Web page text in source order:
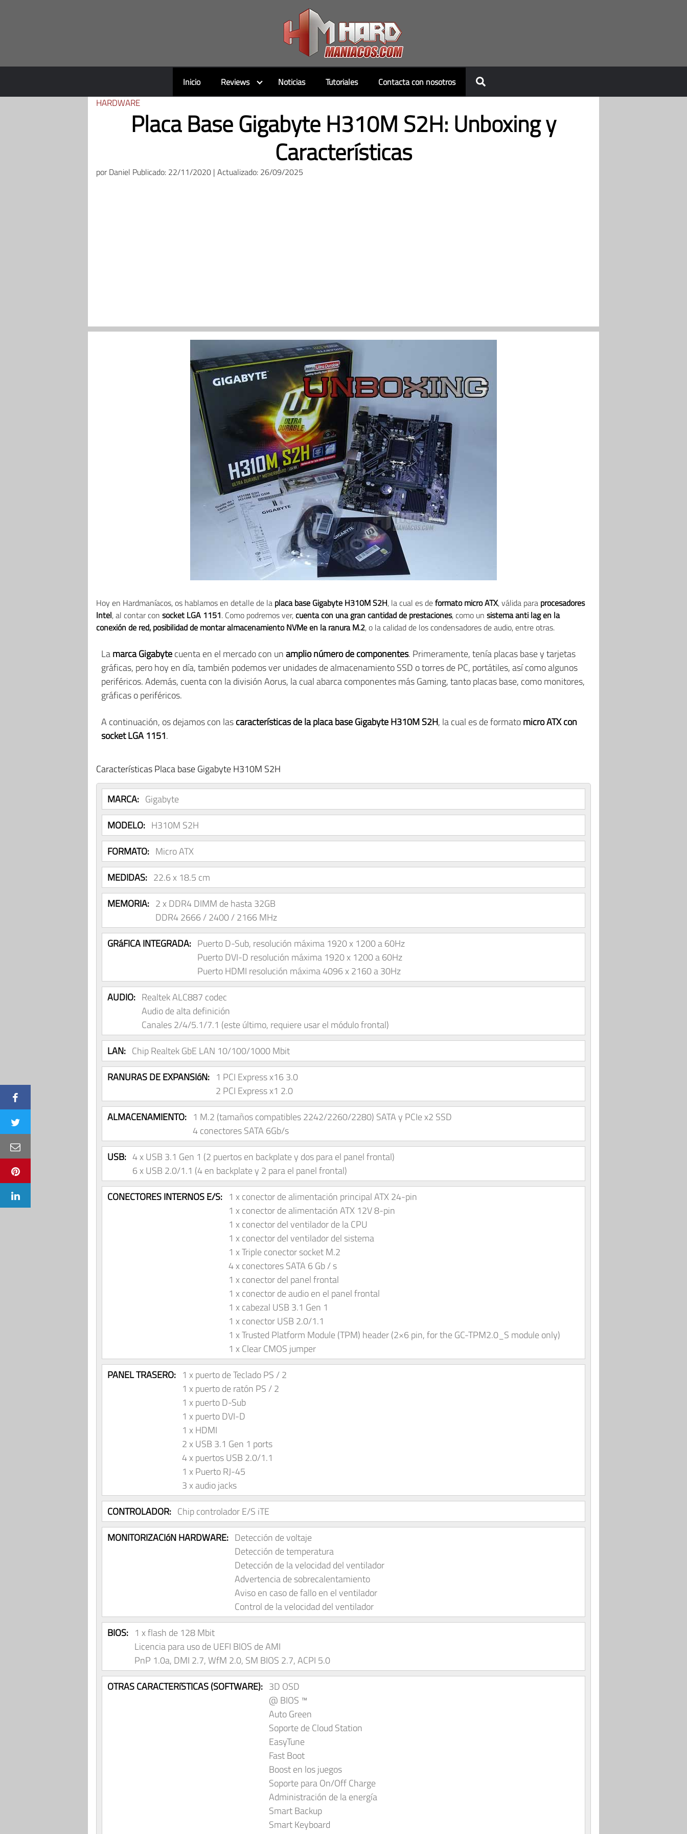
Inicio Reviews Noticias Tutoriales Contacta con nosotros
HARDWARE
Placa Base Gigabyte H310M S2H: Unboxing y
Características
porDaniel Publicado: 22/11/2020 | Actualizado: 26/09/2025
Hoy en Hardmaníacos, os hablamos en detalle de la placa base Gigabyte H310M S2H, la cual es deformato micro ATX, válida para procesadores
Intel, al contar con socket LGA 1151. Como podremos ver,cuenta con una gran cantidad de prestaciones, como un sistema anti lag en la
conexión de red, posibilidad de montar almacenamiento NVMe en la ranura M.2, o la calidad de los condensadores de audio, entre otras.
Lamarca Gigabytecuenta en el mercado con unamplio número de componentes. Primeramente, tenía placas base y tarjetas
gráficas, pero hoy en día, también podemos ver unidades de almacenamiento SSD o torres de PC, portátiles, así como algunos
periféricos. Además, cuenta con la división Aorus, la cual abarca componentes más Gaming, tanto placas base, como monitores,
gráficas o periféricos.
A continuación, os dejamos con lascaracterísticas de la placa base Gigabyte H310M S2H, la cual es de formatomicro ATX con
socket LGA 1151.
Características Placa base Gigabyte H310M S2H
MARCA: Gigabyte
MODELO: H310M S2H
FORMATO: Micro ATX
MEDIDAS: 22.6 x 18.5 cm
MEMORIA: 2 x DDR4 DIMM de hasta 32GB
DDR4 2666 / 2400 / 2166 MHz
GRáFICA INTEGRADA: Puerto D-Sub, resolución máxima 1920 x 1200 a 60Hz
Puerto DVI-D resolución máxima 1920 x 1200 a 60Hz
Puerto HDMI resolución máxima 4096 x 2160 a 30Hz
AUDIO: Realtek ALC887 codec
Audio de alta definición
Canales 2/4/5.1/7.1 (este último, requiere usar el módulo frontal)
LAN: Chip Realtek GbE LAN 10/100/1000 Mbit
RANURAS DE EXPANSIóN: 1 PCI Express x16 3.0
2 PCI Express x1 2.0
ALMACENAMIENTO: 1 M.2 (tamaños compatibles 2242/2260/2280) SATA y PCIe x2 SSD
4 conectores SATA 6Gb/s
USB: 4 x USB 3.1 Gen 1 (2 puertos en backplate y dos para el panel frontal)
6 x USB 2.0/1.1 (4 en backplate y 2 para el panel frontal)
CONECTORES INTERNOS E/S: 1 x conector de alimentación principal ATX 24-pin
1 x conector de alimentación ATX 12V 8-pin
1 x conector del ventilador de la CPU
1 x conector del ventilador del sistema
1 x Triple conector socket M.2
4 x conectores SATA 6 Gb / s
1 x conector del panel frontal
1 x conector de audio en el panel frontal
1 x cabezal USB 3.1 Gen 1
1 x conector USB 2.0/1.1
1 x Trusted Platform Module (TPM) header (2×6 pin, for the GC-TPM2.0_S module only)
1 x Clear CMOS jumper
PANEL TRASERO: 1 x puerto de Teclado PS / 2
1 x puerto de ratón PS / 2
1 x puerto D-Sub
1 x puerto DVI-D
1 x HDMI
2 x USB 3.1 Gen 1 ports
4 x puertos USB 2.0/1.1
1 x Puerto RJ-45
3 x audio jacks
CONTROLADOR: Chip controlador E/S iTE
MONITORIZACIóN HARDWARE: Detección de voltaje
Detección de temperatura
Detección de la velocidad del ventilador
Advertencia de sobrecalentamiento
Aviso en caso de fallo en el ventilador
Control de la velocidad del ventilador
BIOS: 1 x flash de 128 Mbit
Licencia para uso de UEFI BIOS de AMI
PnP 1.0a, DMI 2.7, WfM 2.0, SM BIOS 2.7, ACPI 5.0
OTRAS CARACTERíSTICAS (SOFTWARE): 3D OSD
@ BIOS ™
Auto Green
Soporte de Cloud Station
EasyTune
Fast Boot
Boost en los juegos
Soporte para On/Off Charge
Administración de la energía
Smart Backup
Smart Keyboard